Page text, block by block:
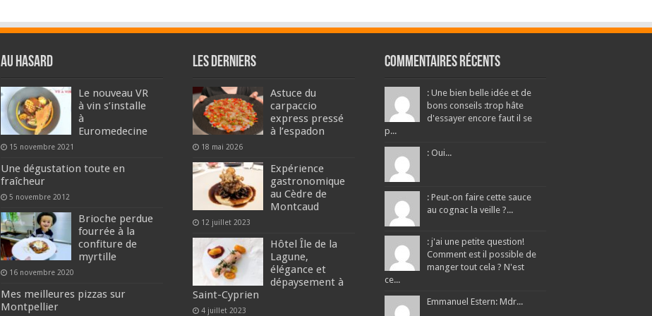
Au hasard
Le nouveau VR
à vin s’installe
à
Euromedecine
15 novembre 2021
Une dégustation toute en
fraîcheur
5 novembre 2012
Brioche perdue
fourrée à la
confiture de
myrtille
16 novembre 2020
Mes meilleures pizzas sur
Montpellier
Les derniers
Astuce du
carpaccio
express pressé
à l’espadon
18 mai 2026
Expérience
gastronomique
au Cèdre de
Montcaud
12 juillet 2023
Hôtel Île de la
Lagune,
élégance et
dépaysement à
Saint-Cyprien
4 juillet 2023
Commentaires récents
: Une bien belle idée et de
bons conseils :trop hâte
d'essayer encore faut il se
p...
: Oui...
: Peut-on faire cette sauce
au cognac la veille ?...
: j'ai une petite question!
Comment est il possible de
manger tout cela ? N'est
ce...
Emmanuel Estern: Mdr...